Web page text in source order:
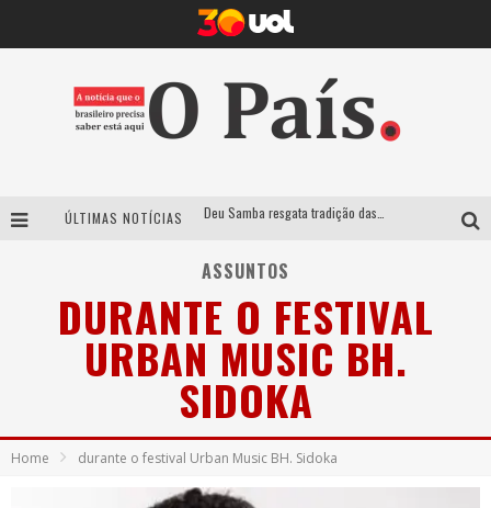
ÚLTIMAS NOTÍCIAS
Suzy Brasil traz humor ácido e contos de fadas “nonsense” para Belo Horizonte com o espetáculo “Uma Noite Horripilante”
ASSUNTOS
DURANTE O FESTIVAL
URBAN MUSIC BH.
SIDOKA
Home durante o festival Urban Music BH. Sidoka